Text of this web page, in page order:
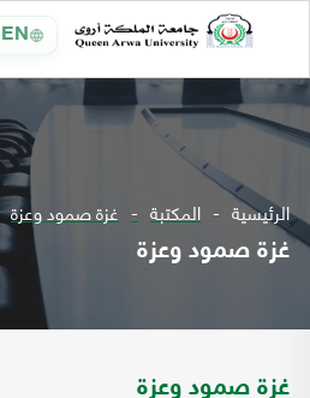
EN
الرئيسية المكتبة غزة صمود وعزة
غزة صمود وعزة
غزة صمود وعزة